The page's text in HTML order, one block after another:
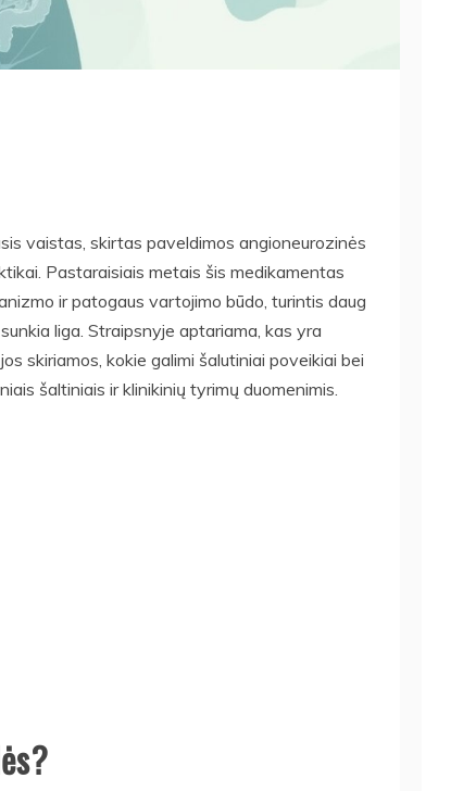
vaistas, skirtas paveldimos angioneurozinės
Pastaraisiais metais šis medikamentas
ir patogaus vartojimo būdo, turintis daug
liga. Straipsnyje aptariama, kas yra
skiriamos, kokie galimi šalutiniai poveikiai bei
šaltiniais ir klinikinių tyrimų duomenimis.